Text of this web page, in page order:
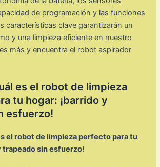
de programación y las funciones
características clave garantizarán un
y una limpieza eficiente en nuestro
más y encuentra el robot aspirador
es el robot de limpieza
tu hogar: ¡barrido y
esfuerzo!
el robot de limpieza perfecto para tu
trapeado sin esfuerzo!